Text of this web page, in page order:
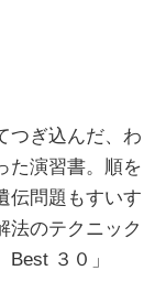
つぎ込んだ、わ
た演習書。順を
伝問題もすいす
法のテクニック
３０」